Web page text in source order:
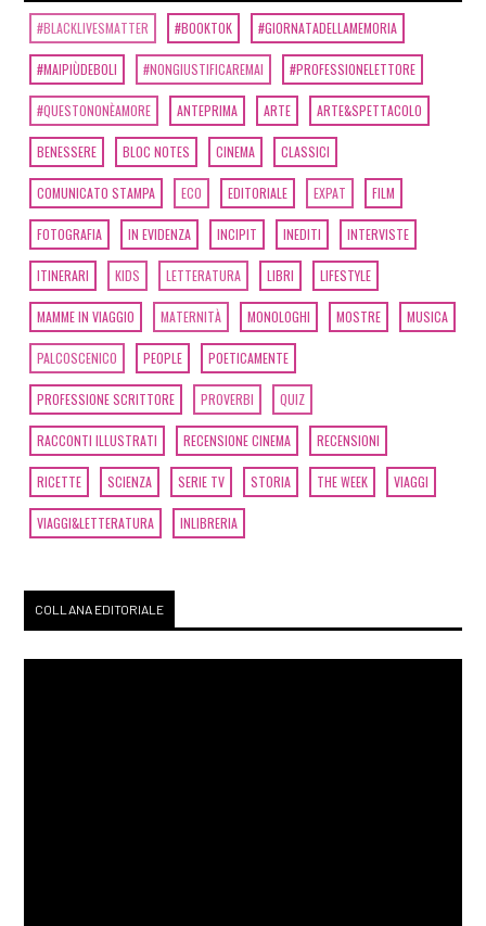
#BLACKLIVESMATTER #BOOKTOK #GIORNATADELLAMEMORIA
#MAIPIÙDEBOLI #NONGIUSTIFICAREMAI #PROFESSIONELETTORE
#QUESTONONÈAMORE ANTEPRIMA ARTE ARTE&SPETTACOLO
BENESSERE BLOC NOTES CINEMA CLASSICI
COMUNICATO STAMPA ECO EDITORIALE EXPAT FILM
FOTOGRAFIA IN EVIDENZA INCIPIT INEDITI INTERVISTE
ITINERARI KIDS LETTERATURA LIBRI LIFESTYLE
MAMME IN VIAGGIO MATERNITÀ MONOLOGHI MOSTRE MUSICA
PALCOSCENICO PEOPLE POETICAMENTE
PROFESSIONE SCRITTORE PROVERBI QUIZ
RACCONTI ILLUSTRATI RECENSIONE CINEMA RECENSIONI
RICETTE SCIENZA SERIE TV STORIA THE WEEK VIAGGI
VIAGGI&LETTERATURA INLIBRERIA
COLLANA EDITORIALE